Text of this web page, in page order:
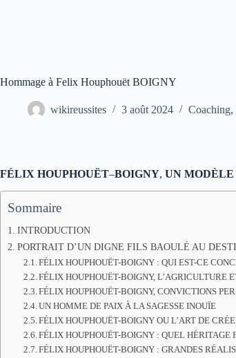
Hommage à Felix Houphouët BOIGNY
wikireussites 3 août 2024 Coaching,
FÉLIX HOUPHOUËT–BOIGNY, UN MODÈLE
Sommaire
INTRODUCTION
PORTRAIT D’UN DIGNE FILS BAOULÉ AU
FÉLIX HOUPHOUËT-BOIGNY : QUI EST-CE
FÉLIX HOUPHOUËT-BOIGNY, L’AGRICULTURE
FÉLIX HOUPHOUËT-BOIGNY, CONVICTIONS
UN HOMME DE PAIX À LA SAGESSE INOUÏE
FÉLIX HOUPHOUËT-BOIGNY OU L’ART DE
FÉLIX HOUPHOUËT-BOIGNY : QUEL HÉRITAGE
FÉLIX HOUPHOUËT-BOIGNY : GRANDES